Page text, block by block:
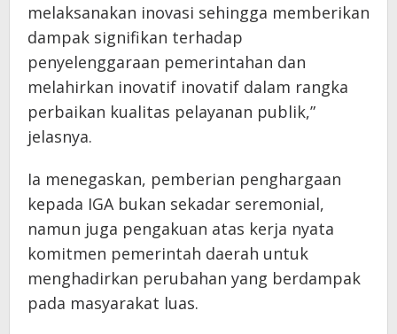
melaksanakan inovasi sehingga memberikan
dampak signifikan terhadap
penyelenggaraan pemerintahan dan
melahirkan inovatif inovatif dalam rangka
perbaikan kualitas pelayanan publik,”
jelasnya.
Ia menegaskan, pemberian penghargaan
kepada IGA bukan sekadar seremonial,
namun juga pengakuan atas kerja nyata
komitmen pemerintah daerah untuk
menghadirkan perubahan yang berdampak
pada masyarakat luas.